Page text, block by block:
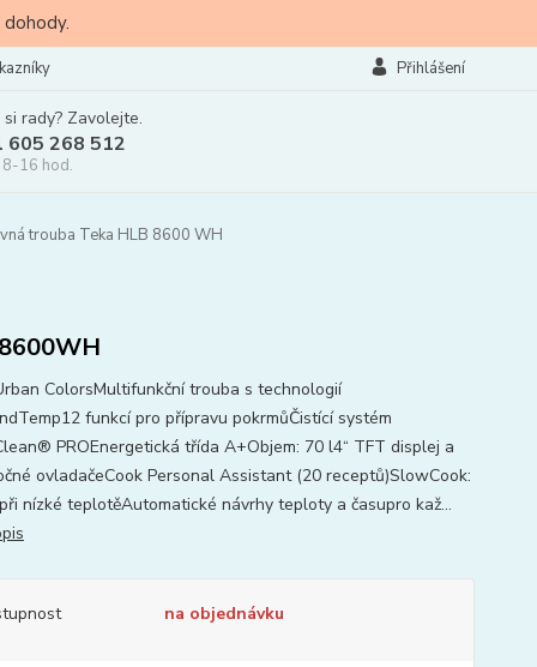
Přihlášení
rady? Zavolejte.
605 268 512
8-16 hod.
trouba Teka HLB 8600 WH
ColorsMultifunkční trouba s technologií
funkcí pro přípravu pokrmůČistící systém
PROEnergetická třída A+Objem: 70 l4“ TFT displej a
ovladačeCook Personal Assistant (20 receptů)SlowCook:
nízké teplotěAutomatické návrhy teploty a časupro kaž...
na objednávku